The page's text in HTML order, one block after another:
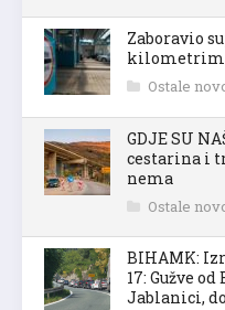
Zaboravio
Ostale
GDJE SU
cestarina i
nema
Ostale
BIHAMK:
17: Gužve
Jablanici,